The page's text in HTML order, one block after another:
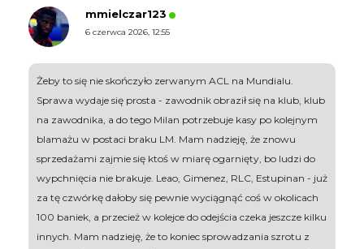
mmielczar123
6 czerwca 2026, 12:55
Żeby to się nie skończyło zerwanym ACL na Mundialu.
Sprawa wydaje się prosta - zawodnik obraził się na klub, klub
na zawodnika, a do tego Milan potrzebuje kasy po kolejnym
blamażu w postaci braku LM. Mam nadzieję, że znowu
sprzedażami zajmie się ktoś w miarę ogarnięty, bo ludzi do
wypchnięcia nie brakuje. Leao, Gimenez, RLC, Estupinan - już
za tę czwórkę dałoby się pewnie wyciągnąć coś w okolicach
100 baniek, a przecież w kolejce do odejścia czeka jeszcze kilku
innych. Mam nadzieję, że to koniec sprowadzania szrotu z